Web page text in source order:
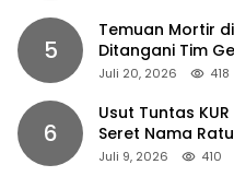
5
Temuan Mortir
Ditangani Tim
Juli 20, 2026 418
6
Usut Tuntas
Seret Nama
Juli 9, 2026 410